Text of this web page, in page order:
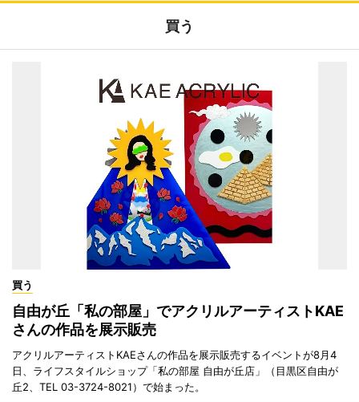
買う
買う
自由が丘「私の部屋」でアクリルアーティストKAE
さんの作品を展示販売
アクリルアーティストKAEさんの作品を展示販売するイベントが8月4
日、ライフスタイルショップ「私の部屋 自由が丘店」（目黒区自由が
丘2、TEL 03-3724-8021）で始まった。